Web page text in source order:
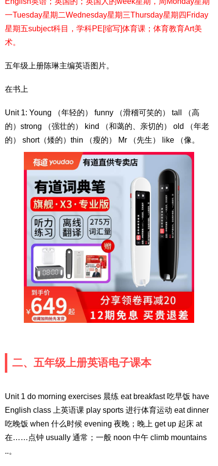
一Tuesday星期二Wednesday星期三Thursday星期四Friday
星期五subject科目，学科PE[缩写]体育课；体育教育Art美
术。
五年级上册陈琳主编英语图片。
在书上
Unit 1: Young （年轻的） funny （滑稽可笑的） tall （高
的）strong （强壮的） kind （和蔼的、亲切的） old （年老
的） short（矮的）thin （瘦的） Mr （先生） like （像。
二、五年级上册英语电子课本
Unit 1 do morning exercises 晨练 eat breakfast 吃早饭 have
English class 上英语课 play sports 进行体育运动 eat dinner
吃晚饭 when 什么时候 evening 夜晚；晚上 get up 起床 at
在……点钟 usually 通常；一般 noon 中午 climb mountains
..。